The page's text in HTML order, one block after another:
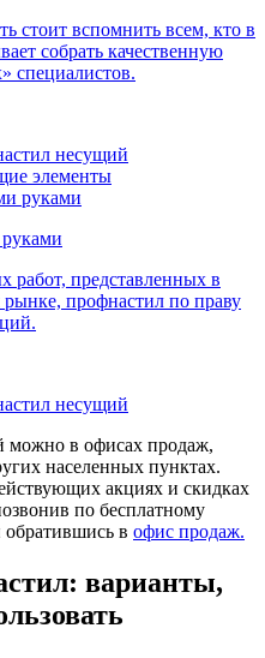
стоит вспомнить всем, кто в
собрать качественную
специалистов.
несущий
элементы
работ, представленных в
профнастил по праву
несущий
можно в офисах продаж,
населенных пунктах.
акциях и скидках
по бесплатному
обратившись в офис продаж.
варианты,